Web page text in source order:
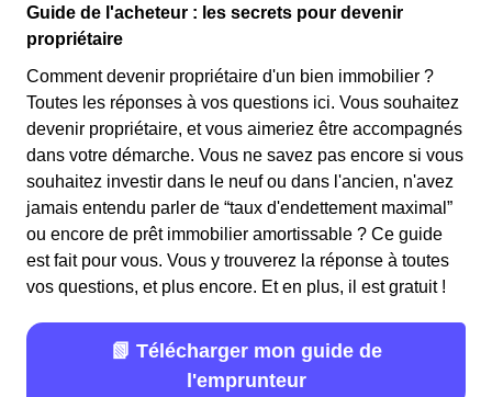
Guide de l'acheteur : les secrets pour devenir
propriétaire
Comment devenir propriétaire d'un bien immobilier ?
Toutes les réponses à vos questions ici. Vous souhaitez
devenir propriétaire, et vous aimeriez être accompagnés
dans votre démarche. Vous ne savez pas encore si vous
souhaitez investir dans le neuf ou dans l'ancien, n'avez
jamais entendu parler de “taux d'endettement maximal”
ou encore de prêt immobilier amortissable ? Ce guide
est fait pour vous. Vous y trouverez la réponse à toutes
vos questions, et plus encore. Et en plus, il est gratuit !
📗 Télécharger mon guide de
l'emprunteur